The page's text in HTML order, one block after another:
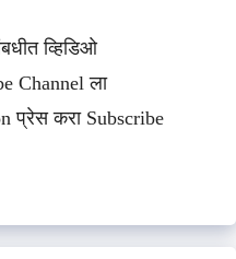
व्हिडिओ
Channel ला
प्रेस करा Subscribe